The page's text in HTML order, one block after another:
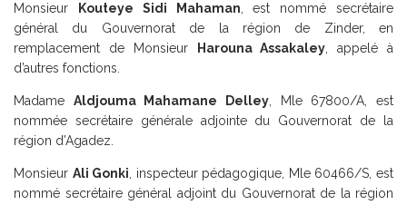
Monsieur Kouteye Sidi Mahaman , est nommé secrétaire
général du Gouvernorat de la région de Zinder, en
remplacement de Monsieur
Harouna Assakaley , appelé à
d’autres fonctions.
Madame Aldjouma Mahamane Delley , Mle 67800/A, est
nommée secrétaire générale adjointe du Gouvernorat de la
région d’Agadez.
Monsieur Ali Gonki , inspecteur pédagogique, Mle 60466/S, est
nommé secrétaire général adjoint du Gouvernorat de la région